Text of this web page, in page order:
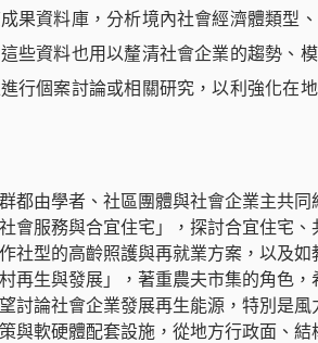
果資料庫，分析境內社會經濟體類型
些資料也用以釐清社會企業的趨勢、
行個案討論或相關研究，以利強化在
都由學者、社區團體與社會企業主共
會服務與合宜住宅」，探討合宜住宅
社型的高齡照護與再就業方案，以及
再生與發展」，著重農夫市集的角色
討論社會企業發展再生能源，特別是
與軟硬體配套設施，從地方行政面、